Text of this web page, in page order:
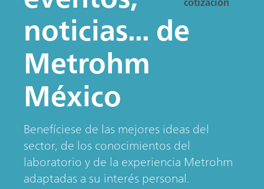
noticias... de
Metrohm
México
Benefíciese de las mejores ideas del
sector, de los conocimientos del
laboratorio y de la experiencia Metrohm
adaptadas a su interés personal.